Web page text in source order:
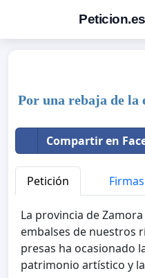
Peticion.es
Por una rebaja de la
Compartir en
Petición Firmas
La provincia de
embalses de nuestros
presas ha ocasionado
patrimonio artístico y